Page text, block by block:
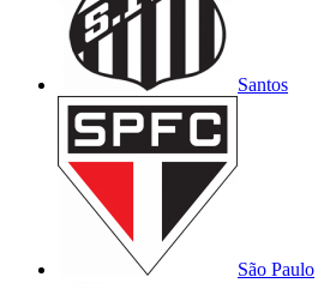
Santos
São Paulo